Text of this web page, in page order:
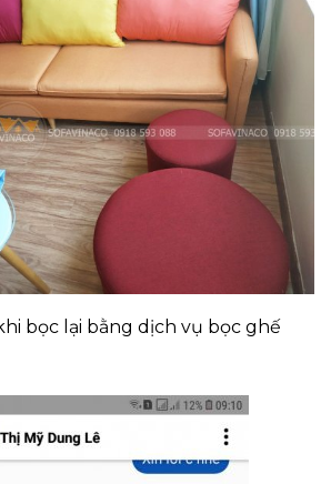
bọc lại bằng dịch vụ bọc ghế